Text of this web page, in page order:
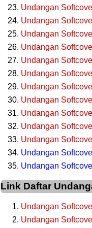
Undangan
Undangan
Undangan
Undangan
Undangan
Undangan
Undangan
Undangan
Undangan
Undangan
Undangan
Undangan
Undangan
Link Daftar
Undangan
Undangan